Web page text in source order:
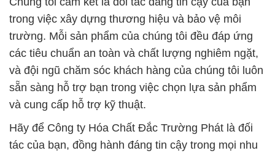
sẵn sàng hỗ trợ bạn trong việc chọn lựa sản phẩm
và cung cấp hỗ trợ kỹ thuật.
Hãy để Công ty Hóa Chất Đắc Trường Phát là đối
tác của bạn, đồng hành đáng tin cậy trong mọi nhu
cầu về hóa chất.
# Cty bán ∞ cung ứng hóa chất Hóa chất Tạo bọt
Sles | Sodium Laureth Sulfate Dạng Nước tại Tây
Ninh